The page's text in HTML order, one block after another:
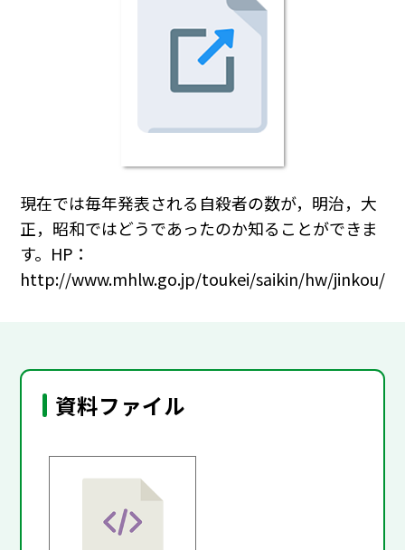
現在では毎年発表される自殺者の数が，明治，大
正，昭和ではどうであったのか知ることができま
す。HP：
http://www.mhlw.go.jp/toukei/saikin/hw/jinkou/
資料ファイル